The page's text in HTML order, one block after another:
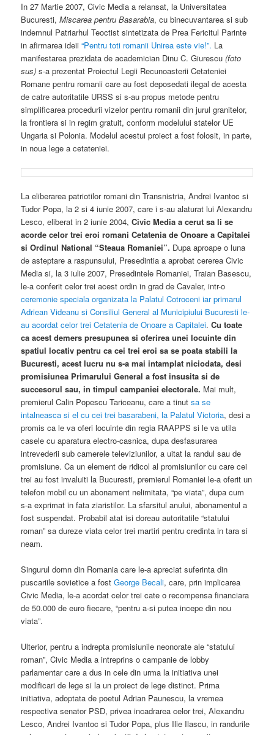
In 27 Martie 2007, Civic Media a relansat, la Universitatea
Bucuresti,Miscarea pentru Basarabia, cu binecuvantarea si sub
indemnul Patriarhul Teoctist sintetizata de Prea Fericitul Parinte
in afirmarea ideii“Pentru toti romanii Unirea este vie!”. La
manifestarea prezidata de academician Dinu C. Giurescu(foto
sus) s-a prezentat Proiectul Legii Recunoasterii Cetateniei
Romane pentru romanii care au fost deposedati ilegal de acesta
de catre autoritatile URSS si s-au propus metode pentru
simplificarea procedurii vizelor pentru romanii din jurul granitelor,
la frontiera si in regim gratuit, conform modelului statelor UE
Ungaria si Polonia. Modelul acestui proiect a fost folosit, in parte,
in noua lege a cetateniei.
La eliberarea patriotilor romani din Transnistria, Andrei Ivantoc si
Tudor Popa, la 2 si 4 iunie 2007, care i s-au alaturat lui Alexandru
Lesco, eliberat in 2 iunie 2004, Civic Media a cerut sa li se
acorde celor trei eroi romani Cetatenia de Onoare a Capitalei
si Ordinul National “Steaua Romaniei”. Dupa aproape o luna
de asteptare a raspunsului, Presedintia a aprobat cererea Civic
Media si, la 3 iulie 2007, Presedintele Romaniei, Traian Basescu,
le-a conferit celor trei acest ordin in grad de Cavaler, intr-o
ceremonie speciala organizata la Palatul Cotroceni iar primarul
Adriean Videanu si Consiliul General al Municipiului Bucuresti le-
au acordat celor trei Cetatenia de Onoare a Capitalei.Cu toate
ca acest demers presupunea si oferirea unei locuinte din
spatiul locativ pentru ca cei trei eroi sa se poata stabili la
Bucuresti, acest lucru nu s-a mai intamplat niciodata, desi
promisiunea Primarului General a fost insusita si de
succesorul sau, in timpul campaniei electorale. Mai mult,
premierul Calin Popescu Tariceanu, care a tinut sa se
intalneasca si el cu cei trei basarabeni, la Palatul Victoria, desi a
promis ca le va oferi locuinte din regia RAAPPS si le va utila
casele cu aparatura electro-casnica, dupa desfasurarea
intrevederii sub camerele televiziunilor, a uitat la randul sau de
promisiune. Ca un element de ridicol al promisiunilor cu care cei
trei au fost invaluiti la Bucuresti, premierul Romaniei le-a oferit un
telefon mobil cu un abonament nelimitata, “pe viata”, dupa cum
s-a exprimat in fata ziaristilor. La sfarsitul anului, abonamentul a
fost suspendat. Probabil atat isi doreau autoritatile “statului
roman” sa dureze viata celor trei martiri pentru credinta in tara si
neam.
Singurul domn din Romania care le-a apreciat suferinta din
puscariile sovietice a fostGeorge Becali, care, prin implicarea
Civic Media, le-a acordat celor trei cate o recompensa financiara
de 50.000 de euro fiecare, “pentru a-si putea incepe din nou
viata”.
Ulterior, pentru a indrepta promisiunile neonorate ale “statului
roman”, Civic Media a intreprins o campanie de lobby
parlamentar care a dus in cele din urma la initiativa unei
modificari de lege si la un proiect de lege distinct. Prima
initiativa, adoptata de poetul Adrian Paunescu, la vremea
respectiva senator PSD, privea incadrarea celor trei, Alexandru
Lesco, Andrei Ivantoc si Tudor Popa, plus Ilie Ilascu, in randurile